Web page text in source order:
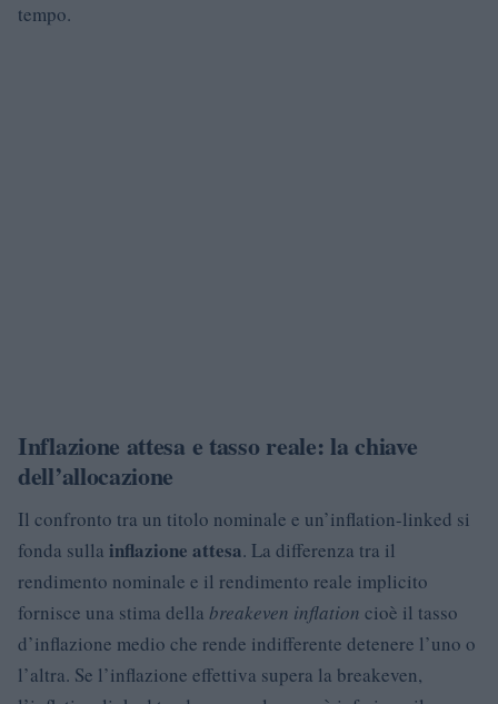
tempo.
Inflazione attesa e tasso reale: la chiave
dell’allocazione
Il confronto tra un titolo nominale e un’inflation-linked si
fonda sulla inflazione attesa. La differenza tra il
rendimento nominale e il rendimento reale implicito
fornisce una stima della breakeven inflation cioè il tasso
d’inflazione medio che rende indifferente detenere l’uno o
l’altra. Se l’inflazione effettiva supera la breakeven,